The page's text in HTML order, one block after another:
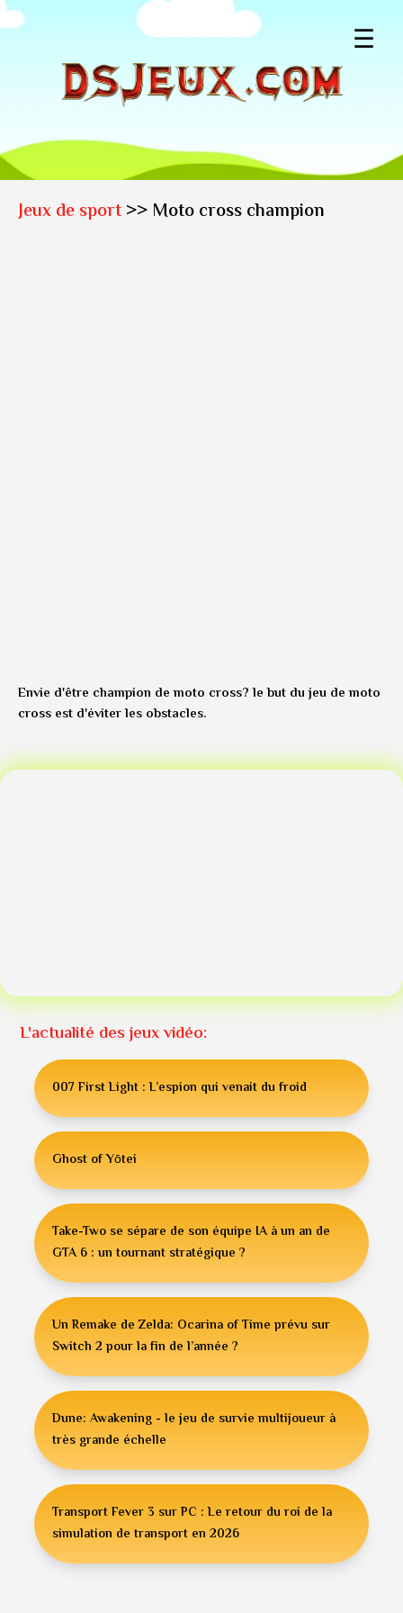
☰
Jeux de sport>> Moto cross champion
Envie d'être champion de moto cross? le but du jeu de moto
cross est d'éviter les obstacles.
L'actualité des jeux vidéo:
007 First Light : L’espion qui venait du froid
Ghost of Yōtei
Take-Two se sépare de son équipe IA à un an de
GTA 6 : un tournant stratégique ?
Un Remake de Zelda: Ocarina of Time prévu sur
Switch 2 pour la fin de l’année ?
Dune: Awakening - le jeu de survie multijoueur à
très grande échelle
Transport Fever 3 sur PC : Le retour du roi de la
simulation de transport en 2026